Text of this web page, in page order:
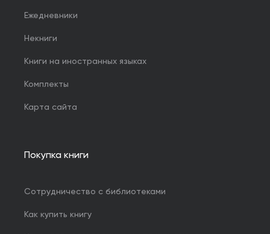
Ежедневники
Некниги
Книги на иностранных языках
Комплекты
Карта сайта
Покупка книги
Сотрудничество с библиотеками
Как купить книгу